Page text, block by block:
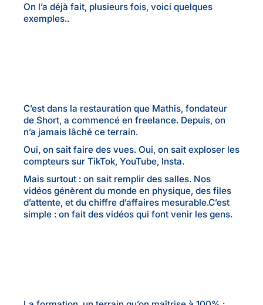
On l’a déjà fait, plusieurs fois, voici quelques
exemples..
C’est dans la restauration que Mathis, fondateur
de Short, a commencé en freelance. Depuis, on
n’a jamais lâché ce terrain.
Oui, on sait faire des vues. Oui, on sait exploser les
compteurs sur TikTok, YouTube, Insta.
Mais surtout : on sait remplir des salles. Nos
vidéos génèrent du monde en physique, des files
d’attente, et du chiffre d’affaires mesurable.C’est
simple : on fait des vidéos qui font venir les gens.